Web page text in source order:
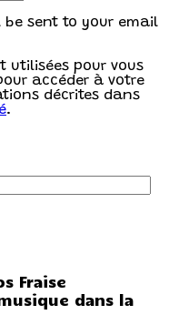
be sent to your email
utilisées pour vous
accéder à votre
décrites dans
.
dans la